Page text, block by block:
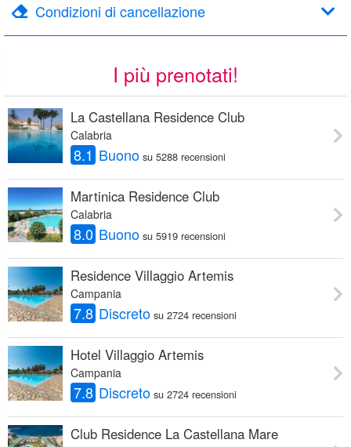
Condizioni di cancellazione
I più prenotati!
La Castellana Residence Club
Calabria
8.1 Buono su 5288 recensioni
Martinica Residence Club
Calabria
8.0 Buono su 5919 recensioni
Residence Villaggio Artemis
Campania
7.8 Discreto su 2724 recensioni
Hotel Villaggio Artemis
Campania
7.8 Discreto su 2724 recensioni
Club Residence La Castellana Mare